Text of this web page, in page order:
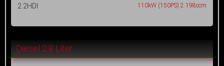
2.2HDI 110kW (150PS) 2.198ccm
Diesel 2.8 Liter